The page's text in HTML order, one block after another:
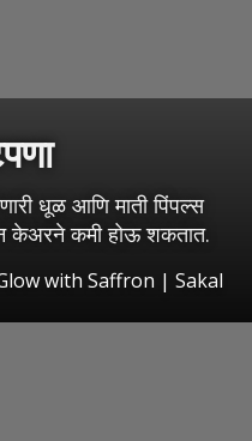
धूळ आणि माती पिंपल्स
केअरने कमी होऊ शकतात.
with Saffron | Sakal